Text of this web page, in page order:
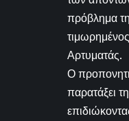
πρόβλημα
Αρτυματάς.
Ο
παρατάξει